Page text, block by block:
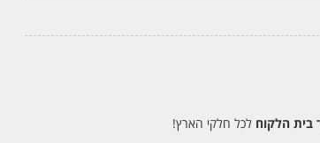
בית הלקוח לכל חלקי הארץ!